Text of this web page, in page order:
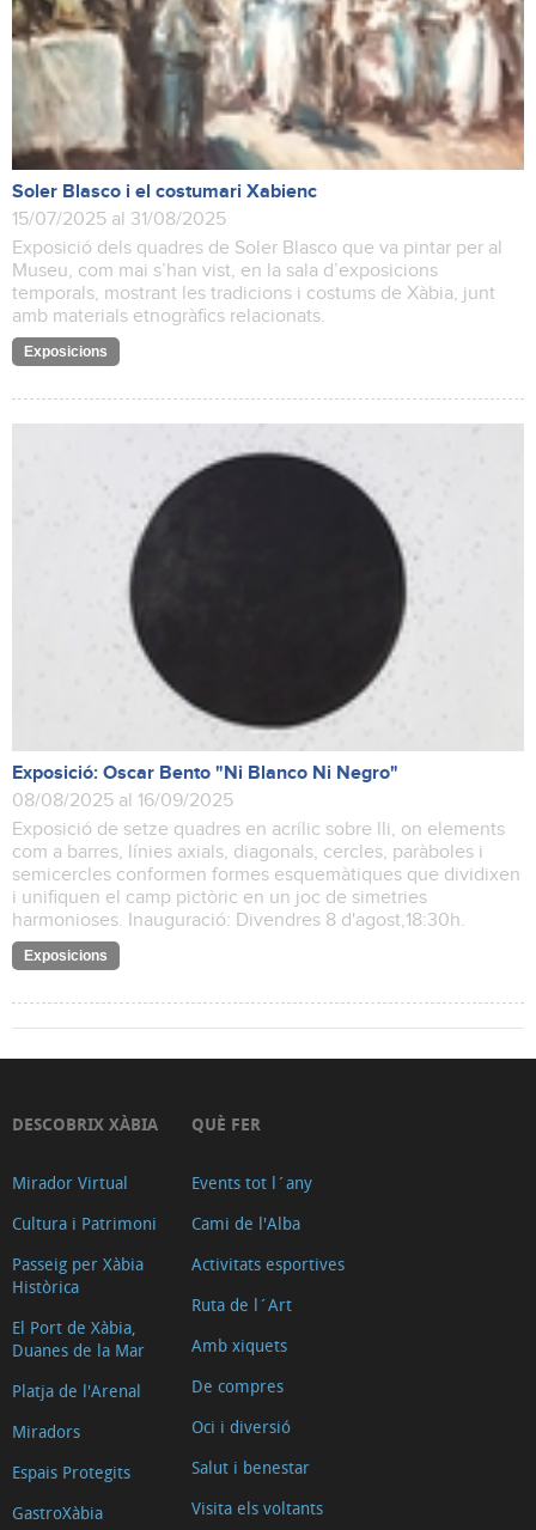
Soler Blasco i el costumari Xabienc
15/07/2025 al 31/08/2025
Exposició dels quadres de Soler Blasco que va pintar per al
Museu, com mai s’han vist, en la sala d’exposicions
temporals, mostrant les tradicions i costums de Xàbia, junt
amb materials etnogràfics relacionats.
Exposicions
Exposició: Oscar Bento "Ni Blanco Ni Negro"
08/08/2025 al 16/09/2025
Exposició de setze quadres en acrílic sobre lli, on elements
com a barres, línies axials, diagonals, cercles, paràboles i
semicercles conformen formes esquemàtiques que dividixen
i unifiquen el camp pictòric en un joc de simetries
harmonioses. Inauguració: Divendres 8 d'agost,18:30h.
Exposicions
DESCOBRIX XÀBIA
Mirador Virtual
Cultura i Patrimoni
Passeig per Xàbia
Històrica
El Port de Xàbia,
Duanes de la Mar
Platja de l'Arenal
Miradors
Espais Protegits
GastroXàbia
QUÈ FER
Events tot l´any
Cami de l'Alba
Activitats esportives
Ruta de l´Art
Amb xiquets
De compres
Oci i diversió
Salut i benestar
Visita els voltants